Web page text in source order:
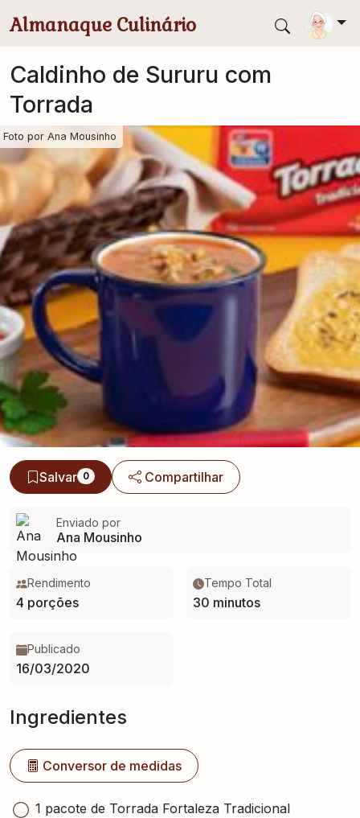
Almanaque Culinário
Caldinho de Sururu com
Torrada
Foto por Ana Mousinho
Salvar 0 Compartilhar
Enviado por
Ana Mousinho
Rendimento
4 porções
Tempo Total
30 minutos
Publicado
16/03/2020
Ingredientes
Conversor de medidas
1 pacote de Torrada Fortaleza Tradicional